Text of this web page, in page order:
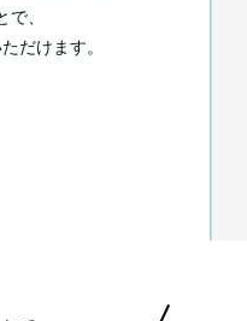
で、
だけます。